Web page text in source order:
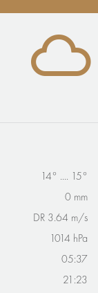
14° .... 15°
0 mm
DR 3.64 m/s
1014 hPa
05:37
21:23